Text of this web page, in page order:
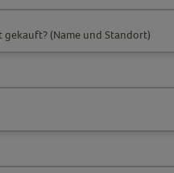
gekauft? (Name und Standort)